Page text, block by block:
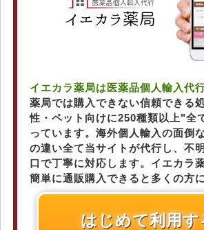
イエカラ薬局は医薬品個人輸入代
薬局では購入できない信頼できる
性・ペット向けに250種類以上"全
っています。海外個人輸入の面倒
の違い全て当サイトが代行し、不
口で丁寧に対応します。イエカラ
簡単に通販購入できると多くの方
はじめて利用